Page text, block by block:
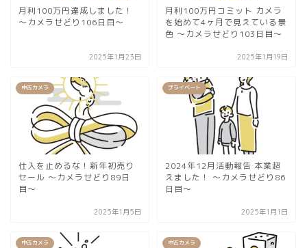
月利100万円達成しました！
〜カメラせどり106日目〜
2025年1月23日
月利100万円コミット カメラ
を始めて4ヶ月で見えている景
色 〜カメラせどり103日目〜
2025年1月19日
中古カメラ
仕入を止めるな！新年初売り
セール 〜カメラせどり89日
目〜
2025年1月5日
プライベート
2024年12月活動報告 本業超
えました！ 〜カメラせどり86
日目〜
2025年1月1日
中古カメラ 中古カメラ